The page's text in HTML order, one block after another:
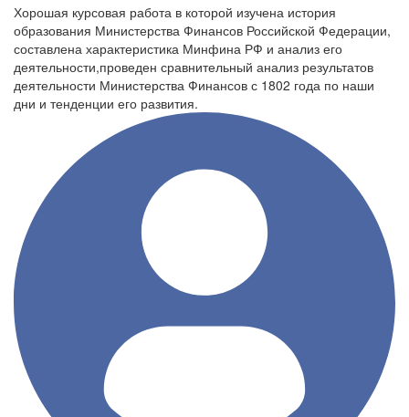
Хорошая курсовая работа в которой изучена история
образования Министерства Финансов Российской Федерации,
составлена характеристика Минфина РФ и анализ его
деятельности,проведен сравнительный анализ результатов
деятельности Министерства Финансов с 1802 года по наши
дни и тенденции его развития.